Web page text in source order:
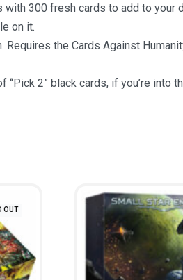
with 300 fresh cards to add to your
on it.
Requires the Cards Against
“Pick 2” black cards, if you’re into
OUT